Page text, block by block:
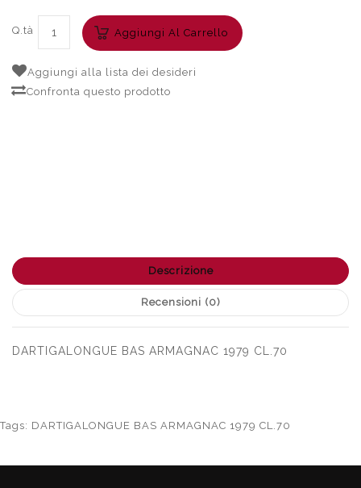
Q.tà Aggiungi Al Carrello
Aggiungi alla lista dei desideri
Confronta questo prodotto
Descrizione
Recensioni (0)
DARTIGALONGUE BAS ARMAGNAC 1979 CL.70
Tags: DARTIGALONGUE BAS ARMAGNAC 1979 CL.70